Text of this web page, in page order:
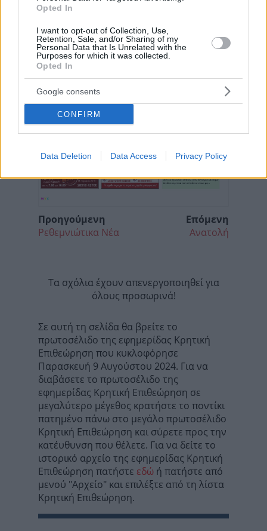
Opted In
I want to opt-out of Collection, Use,
Retention, Sale, and/or Sharing of my
Personal Data that Is Unrelated with the
Purposes for which it was collected.
Opted In
Google consents
CONFIRM
Data Deletion Data Access Privacy Policy
Προηγούμενη
Ρεθεμνιώτικα Νέα
Επόμενη
Ανατολή
Τα σχόλια έχουν απενεργοποιηθεί για
όλους προσωρινά!
Σε αυτή τη σελίδα θα βρείτε το
πρωτοσέλιδο της εφημερίδας Κρητική
Επιθεώρηση που κυκλοφόρησε
Παρασκευή 9 Αυγούστου 2024. Για να
διαβάσετε το πρωτοσέλιδο της
εφημερίδας Κρητική Επιθεώρηση σε
μεγαλύτερο μέγεθος κρατήστε το ποντίκι
πατημένο πάνω στο μεγάλο πρωτοσέλιδο
Κρητική Επιθεώρηση και σύρετε προς την
κατέυθυνση που θέλετε. Για να δείτε το
ιστορικό αρχείο της εφημερίδας Κρητική
Επιθεώρηση πατήστε εδώ ή πατήστε από
μενού "Αρχείο" και επιλέξτε από τη λίστα
Κρητική Επιθεώρηση.